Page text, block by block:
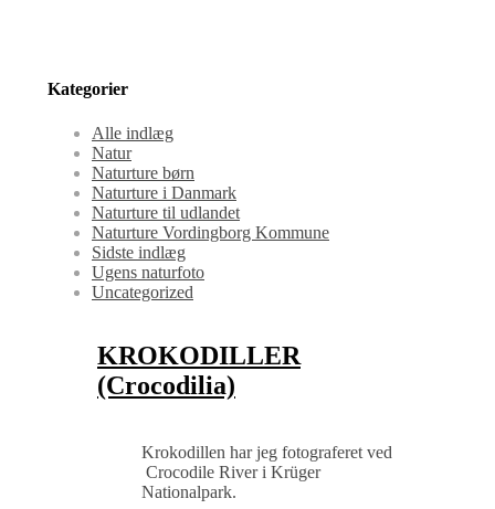
Kategorier
Alle indlæg
Natur
Naturture børn
Naturture i Danmark
Naturture til udlandet
Naturture Vordingborg Kommune
Sidste indlæg
Ugens naturfoto
Uncategorized
KROKODILLER
(Crocodilia)
Krokodillen har jeg fotograferet ved
Crocodile River i Krüger
Nationalpark.